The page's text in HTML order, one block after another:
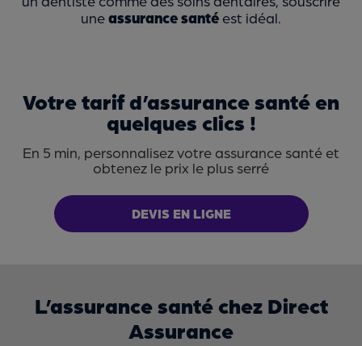
uneassurance santé est idéal.
Votre tarif d’assurance santé en
quelques clics !
En 5 min, personnalisez votre assurance santé et
obtenez le prix le plus serré
DEVIS EN LIGNE
L’assurance santé chez Direct
Assurance